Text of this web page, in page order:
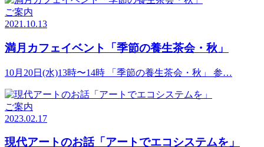
ご案内
2021.10.13
満月カフェイベント「季節の養生茶会・秋」
10月20日(水)13時〜14時 「季節の養生茶会・秋」 参…
ご案内
2023.02.17
現代アートのお話「アートでエコシステムを」